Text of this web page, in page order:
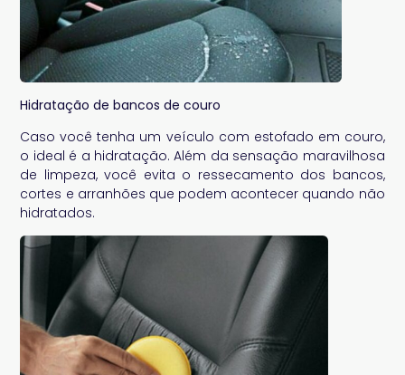
Hidratação de bancos de couro
Caso você tenha um veículo com estofado em couro,
o ideal é a hidratação. Além da sensação maravilhosa
de limpeza, você evita o ressecamento dos bancos,
cortes e arranhões que podem acontecer quando não
hidratados.